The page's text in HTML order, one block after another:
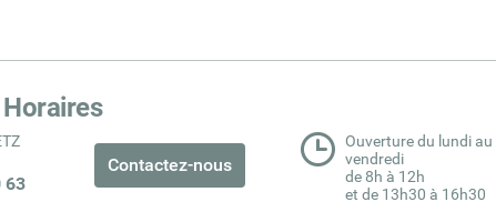
63
Ouverture du lundi au
vendredi
de 8h à 12h
et de 13h30 à 16h30
Contactez-nous